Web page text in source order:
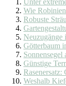
Unter
Wie
Robuste
Neuzugänge
Götterbaum
Günstige
Weshalb